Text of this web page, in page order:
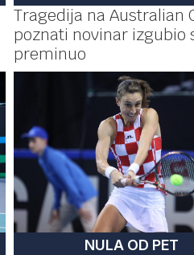
Tragedija na Australian
poznati novinar izgubio
preminuo
NULA OD PET